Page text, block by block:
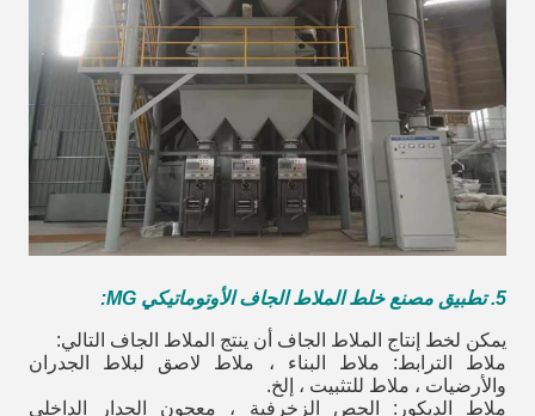
5. تطبيق مصنع خلط الملاط الجاف الأوتوماتيكي MG:
يمكن لخط إنتاج الملاط الجاف أن ينتج الملاط الجاف التالي:
ملاط الترابط: ملاط ​​البناء ، ملاط ​​لاصق لبلاط الجدران
والأرضيات ، ملاط ​​للتثبيت ، إلخ.
ملاط الديكور: الجص الزخرفية ، معجون الجدار الداخلي